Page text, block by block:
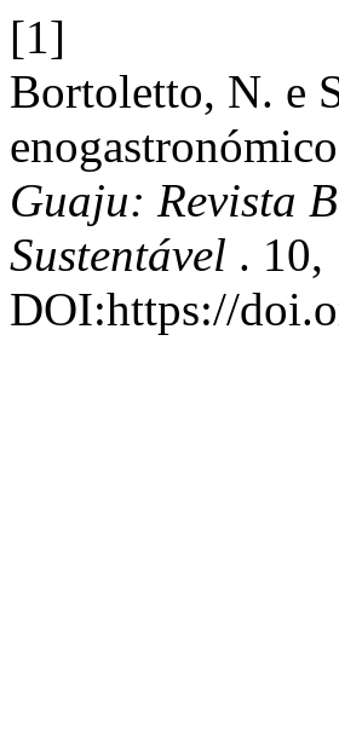
[1]
Bortoletto, N. e
Guaju: Revista
Sustentável . 10,
DOI:https://